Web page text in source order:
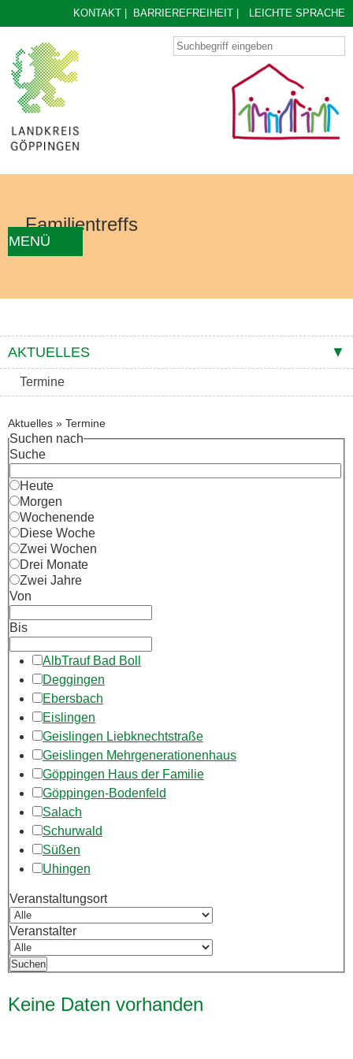
KONTAKT BARRIEREFREIHEIT LEICHTE SPRACHE
MENÜ
KONZEPT KONTAKTE
Familientreffs
AKTUELLES
Termine
Aktuelles » Termine
Suchen nach
Suche
Heute
Morgen
Wochenende
Diese Woche
Zwei Wochen
Drei Monate
Zwei Jahre
Von
Bis
AlbTrauf Bad Boll
Deggingen
Ebersbach
Eislingen
Geislingen Liebknechtstraße
Geislingen Mehrgenerationenhaus
Göppingen Haus der Familie
Göppingen-Bodenfeld
Salach
Schurwald
Süßen
Uhingen
Veranstaltungsort
Veranstalter
Keine Daten vorhanden